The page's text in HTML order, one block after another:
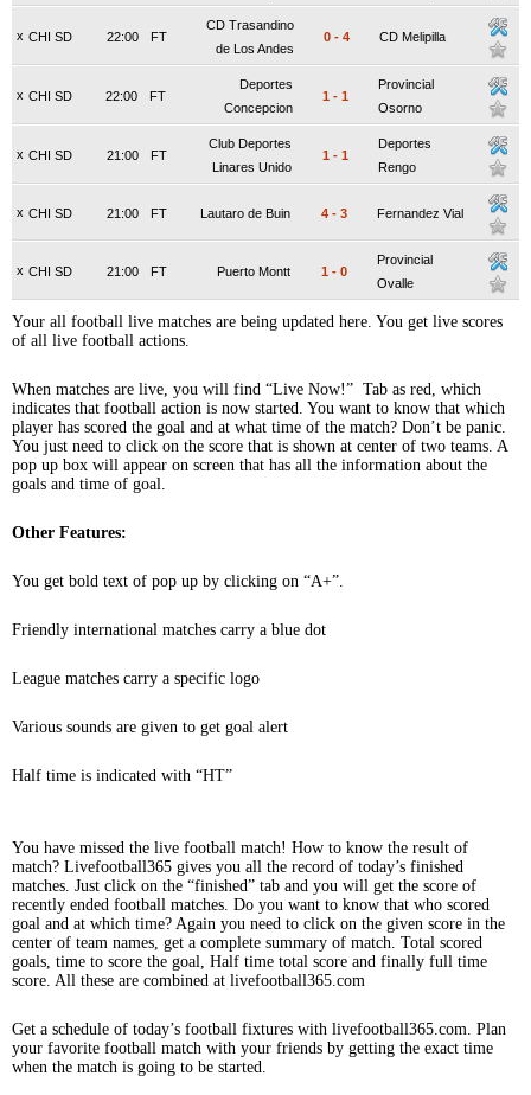
x CHI SD FT
22:00
CD Trasandino
de Los Andes
0 - 4 CD Melipilla
x CHI SD FT
22:00
Deportes
Concepcion
1 - 1
Provincial
Osorno
x CHI SD FT
21:00
Club Deportes
Linares Unido
1 - 1
Deportes
Rengo
x CHI SD FT
21:00 Lautaro de Buin 4 - 3 Fernandez Vial
x CHI SD FT
21:00 Puerto Montt 1 - 0
Provincial
Ovalle
Your all football live matches are being updated here. You get live scores
of all live football actions.
When matches are live, you will find “Live Now!” Tab as red, which
indicates that football action is now started. You want to know that which
player has scored the goal and at what time of the match? Don’t be panic.
You just need to click on the score that is shown at center of two teams. A
pop up box will appear on screen that has all the information about the
goals and time of goal.
Other Features:
You get bold text of pop up by clicking on “A+”.
Friendly international matches carry a blue dot
League matches carry a specific logo
Various sounds are given to get goal alert
Half time is indicated with “HT”
You have missed the live football match! How to know the result of
match? Livefootball365 gives you all the record of today’s finished
matches. Just click on the “finished” tab and you will get the score of
recently ended football matches. Do you want to know that who scored
goal and at which time? Again you need to click on the given score in the
center of team names, get a complete summary of match. Total scored
goals, time to score the goal, Half time total score and finally full time
score. All these are combined at livefootball365.com
Get a schedule of today’s football fixtures with livefootball365.com. Plan
your favorite football match with your friends by getting the exact time
when the match is going to be started.